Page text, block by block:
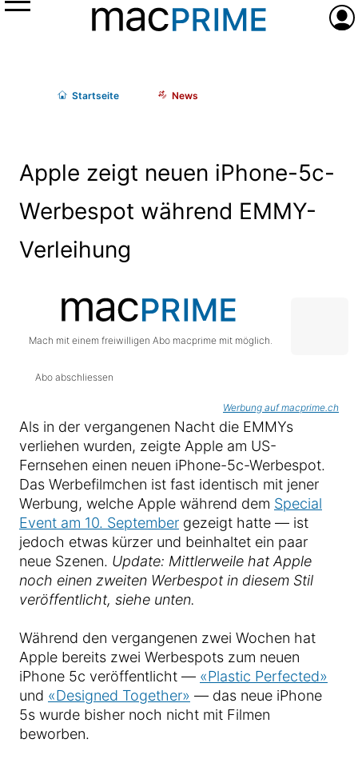
Menü
Startseite News
Apple zeigt neuen iPhone-5c-
Werbespot während EMMY-
Verleihung
Mach mit einem freiwilligen Abo macprime mit möglich.
Abo abschliessen
Werbung auf macprime.ch
Als in der vergangenen Nacht die EMMYs
verliehen wurden, zeigte Apple am US-
Fernsehen einen neuen iPhone-5c-Werbespot.
Das Werbefilmchen ist fast identisch mit jener
Werbung, welche Apple während dem Special
Event am 10. September gezeigt hatte — ist
jedoch etwas kürzer und beinhaltet ein paar
neue Szenen. Update: Mittlerweile hat Apple
noch einen zweiten Werbespot in diesem Stil
veröffentlicht, siehe unten.
Während den vergangenen zwei Wochen hat
Apple bereits zwei Werbespots zum neuen
iPhone 5c veröffentlicht — «Plastic Perfected»
und «Designed Together» — das neue iPhone
5s wurde bisher noch nicht mit Filmen
beworben.